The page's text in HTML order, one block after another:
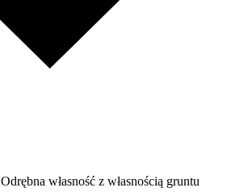
Odrębna własność z własnością gruntu